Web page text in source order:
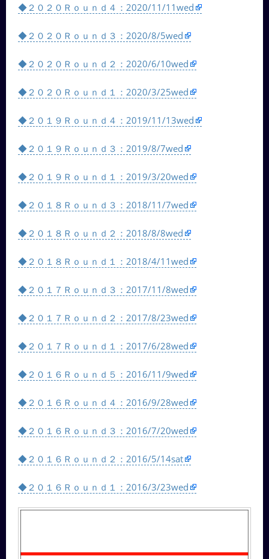
◆２０２０Ｒｏｕｎｄ４：2020/11/11wed
◆２０２０Ｒｏｕｎｄ３：2020/8/5wed
◆２０２０Ｒｏｕｎｄ２：2020/6/10wed
◆２０２０Ｒｏｕｎｄ１：2020/3/25wed
◆２０１９Ｒｏｕｎｄ４：2019/11/13wed
◆２０１９Ｒｏｕｎｄ３：2019/8/7wed
◆２０１９Ｒｏｕｎｄ１：2019/3/20wed
◆２０１８Ｒｏｕｎｄ３：2018/11/7wed
◆２０１８Ｒｏｕｎｄ２：2018/8/8wed
◆２０１８Ｒｏｕｎｄ１：2018/4/11wed
◆２０１７Ｒｏｕｎｄ３：2017/11/8wed
◆２０１７Ｒｏｕｎｄ２：2017/8/23wed
◆２０１７Ｒｏｕｎｄ１：2017/6/28wed
◆２０１６Ｒｏｕｎｄ５：2016/11/9wed
◆２０１６Ｒｏｕｎｄ４：2016/9/28wed
◆２０１６Ｒｏｕｎｄ３：2016/7/20wed
◆２０１６Ｒｏｕｎｄ２：2016/5/14sat
◆２０１６Ｒｏｕｎｄ１：2016/3/23wed